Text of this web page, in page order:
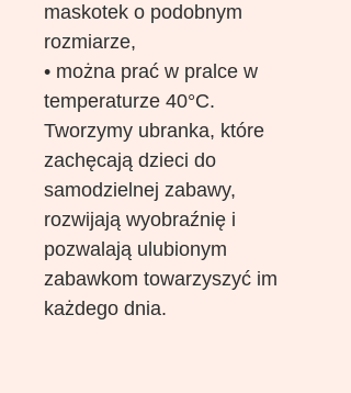
maskotek o podobnym
rozmiarze,
• można prać w pralce w
temperaturze 40°C.
Tworzymy ubranka, które
zachęcają dzieci do
samodzielnej zabawy,
rozwijają wyobraźnię i
pozwalają ulubionym
zabawkom towarzyszyć im
każdego dnia.